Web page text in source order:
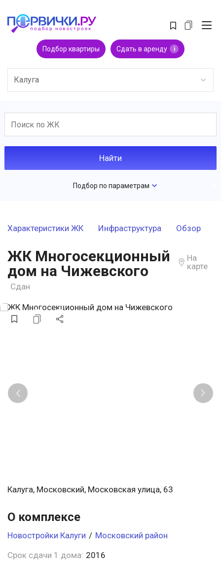
Подбор квартиры Сдать в аренду i
Калуга
Подбор по параметрам
Характеристики ЖК Инфраструктура Обзор
ЖК Многосекционный
дом на Чижевского
На
карте
Сдан
Калуга, Московский, Московская улица, 63
О комплексе
Новостройки Калуги / Московский район
Срок сдачи 1 дома: 2016